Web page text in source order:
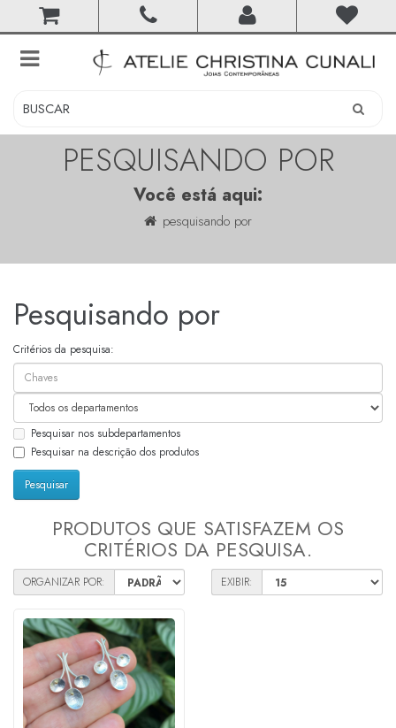
toggle
PESQUISANDO POR
Você está aqui:
pesquisando por
Pesquisando por
Critérios da pesquisa:
Pesquisar nos subdepartamentos
Pesquisar na descrição dos produtos
PRODUTOS QUE SATISFAZEM OS
CRITÉRIOS DA PESQUISA.
ORGANIZAR POR: EXIBIR: